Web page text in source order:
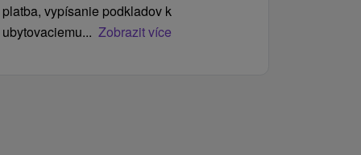
platba, vypísanie podkladov k
ubytovaciemu... Zobrazit více